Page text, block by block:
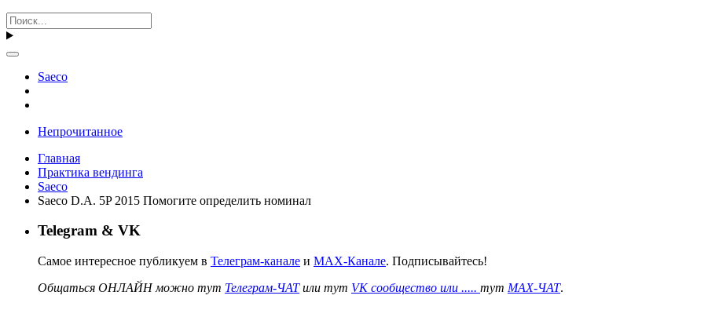
Saeco
Непрочитанное
Главная
Практика вендинга
Saeco
Saeco D.A. 5P 2015 Помогите определить номинал
Telegram & VK
Самое интересное публикуем в Телеграм-канале и MAX-Канале. Подписывайтесь!
Общаться ОНЛАЙН можно тут Телеграм-ЧАТили тут VK сообщество или ..... тут MAX-ЧАТ.